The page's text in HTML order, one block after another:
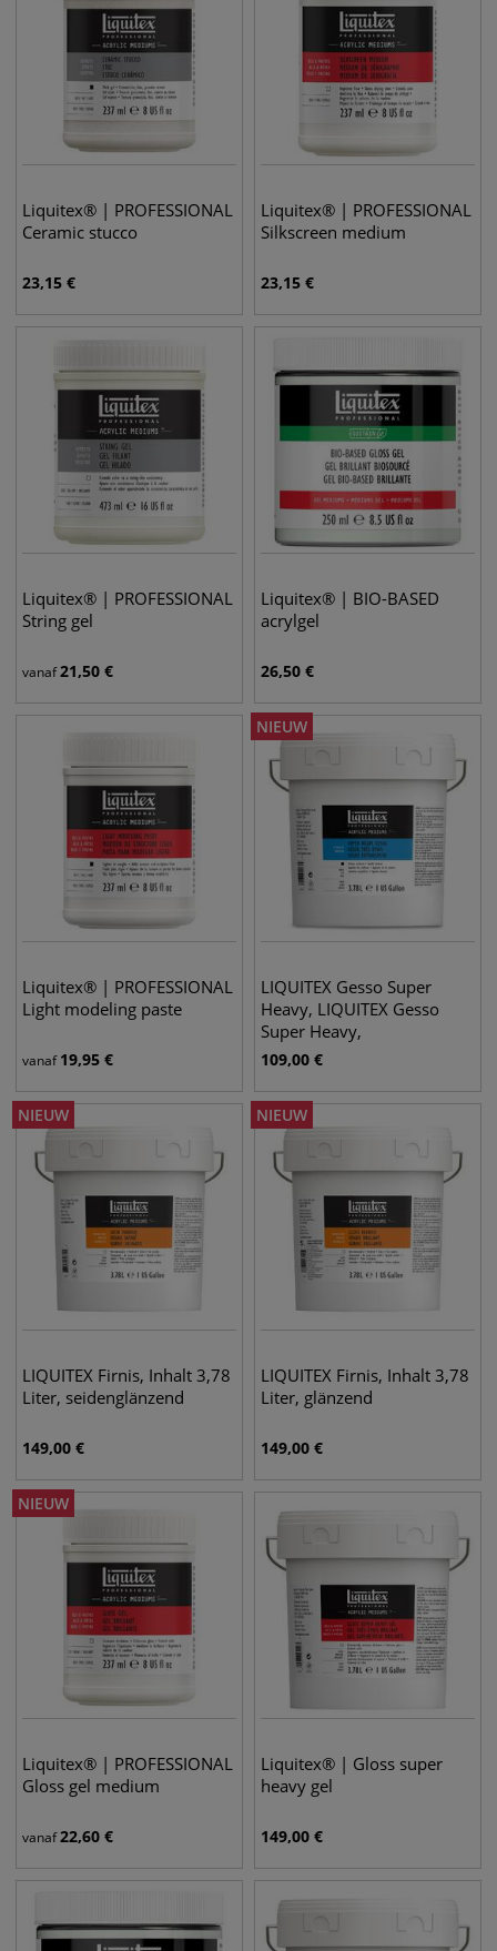
Liquitex® | PROFESSIONAL
Ceramic stucco
23,15 €
Liquitex® | PROFESSIONAL
Silkscreen medium
23,15 €
Liquitex® | PROFESSIONAL
String gel
vanaf21,50 €
Liquitex® | BIO-BASED
acrylgel
26,50 €
Liquitex® | PROFESSIONAL
Light modeling paste
vanaf 19,95 €
NIEUW
LIQUITEX Gesso Super
Heavy, LIQUITEX Gesso
Super Heavy,
109,00 €
NIEUW
LIQUITEX Firnis, Inhalt 3,78
Liter, seidenglänzend
149,00 €
NIEUW
LIQUITEX Firnis, Inhalt 3,78
Liter, glänzend
149,00 €
NIEUW
Liquitex® | PROFESSIONAL
Gloss gel medium
vanaf22,60 €
Liquitex® | Gloss super
heavy gel
149,00 €